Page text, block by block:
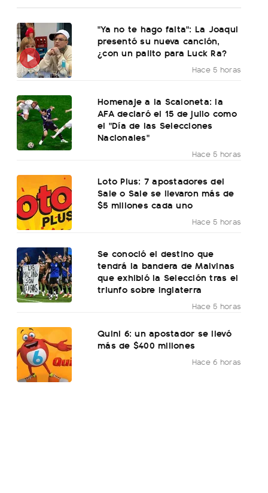
"Ya no te hago falta": La Joaqui
presentó su nueva canción,
¿con un palito para Luck Ra?
Hace 5 horas
Homenaje a la Scaloneta: la
AFA declaró el 15 de julio como
el "Día de las Selecciones
Nacionales"
Hace 5 horas
Loto Plus: 7 apostadores del
Sale o Sale se llevaron más de
$5 millones cada uno
Hace 5 horas
Se conoció el destino que
tendrá la bandera de Malvinas
que exhibió la Selección tras el
triunfo sobre Inglaterra
Hace 5 horas
Quini 6: un apostador se llevó
más de $400 millones
Hace 6 horas